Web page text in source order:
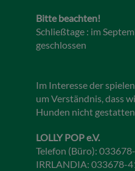
Bitte beachten!
Schließtage : im
geschlossen
Im Interesse der
um Verständnis, dass
Hunden nicht
LOLLY POP e.V.
Telefon (Büro):
IRRLANDIA: 033678-